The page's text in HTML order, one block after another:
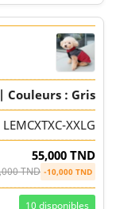
Couleurs : Gris
LEMCXTXC-XXLG
55,000 TND
TND -10,000 TND
10 disponibles